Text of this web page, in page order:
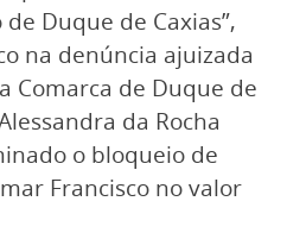
Duque de Caxias”,
na denúncia ajuizada
Comarca de Duque de
da Rocha
o bloqueio de
Francisco no valor